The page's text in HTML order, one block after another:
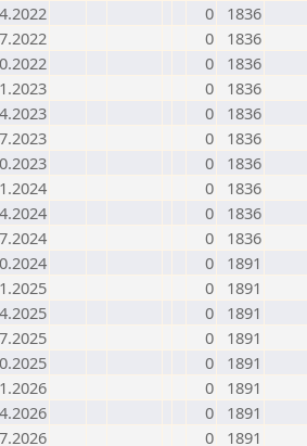
0
1836
0
1836
0
1836
0
1836
0
1836
0
1836
0
1836
0
1836
0
1836
0
1836
0
1891
0
1891
0
1891
0
1891
0
1891
0
1891
0
1891
0
1891